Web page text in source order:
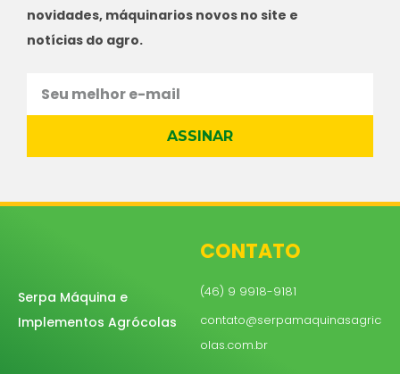
novidades, máquinarios novos no site e
notícias do agro.
ASSINAR
Serpa Máquina e
Implementos Agrócolas
CONTATO
(46) 9 9918-9181
contato@serpamaquinasagric
olas.com.br